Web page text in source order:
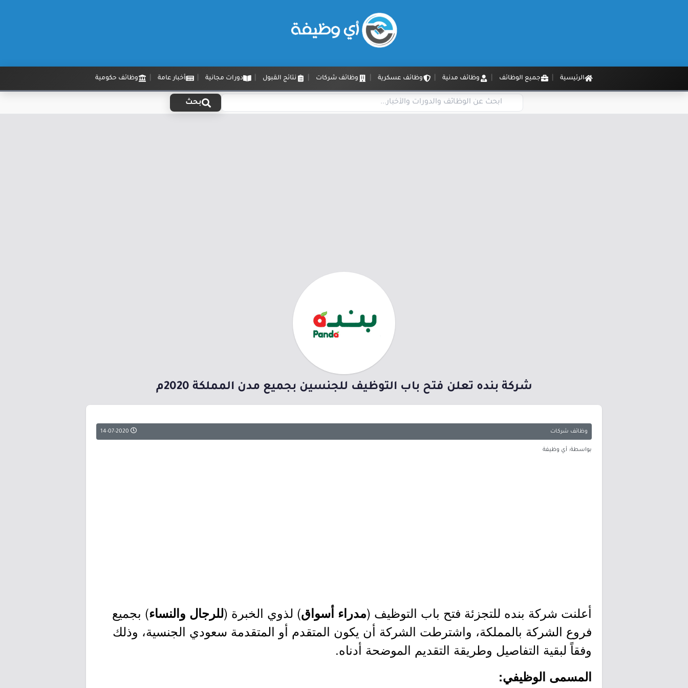
الرئيسية جميع الوظائف وظائف مدنية وظائف عسكرية وظائف شركات نتائج القبول دورات مجانية أخبار عامة وظائف حكومية
بحث
شركة بنده تعلن فتح باب التوظيف للجنسين بجميع مدن المملكة 2020م
وظائف شركات
بواسطة: أي وظيفة
أعلنت شركة بنده للتجزئة فتح باب التوظيف (مدراء أسواق) لذوي الخبرة (للرجال والنساء) بجميع
فروع الشركة بالمملكة، واشترطت الشركة أن يكون المتقدم أو المتقدمة سعودي الجنسية، وذلك
وفقاً لبقية التفاصيل وطريقة التقديم الموضحة أدناه.
المسمى الوظيفي: